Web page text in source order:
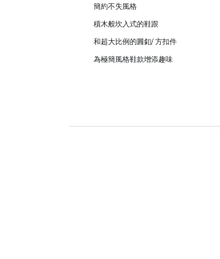
簡約不失風格
積木般坎入式的鞋跟
和超大比例的圓釦/ 方扣件
為極簡風格鞋款增添趣味